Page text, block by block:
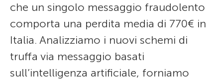
che un singolo messaggio fraudolento
comporta una perdita media di 770€ in
Italia. Analizziamo i nuovi schemi di
truffa via messaggio basati
sull’intelligenza artificiale, forniamo